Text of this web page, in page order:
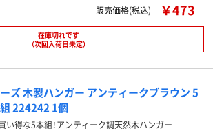
販売価格(税込)
￥473
在庫切れです
（次回入荷日未定）
ズ 木製ハンガー アンティークブラウン 5
224242 1個
い得な5本組！アンティーク調天然木ハンガー